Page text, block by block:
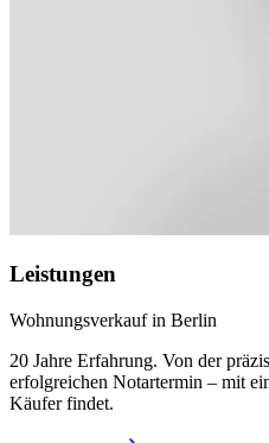
Leistungen
Wohnungsverkauf in Berlin
20 Jahre Erfahrung. Von der
erfolgreichen Notartermin – mit
Käufer findet.